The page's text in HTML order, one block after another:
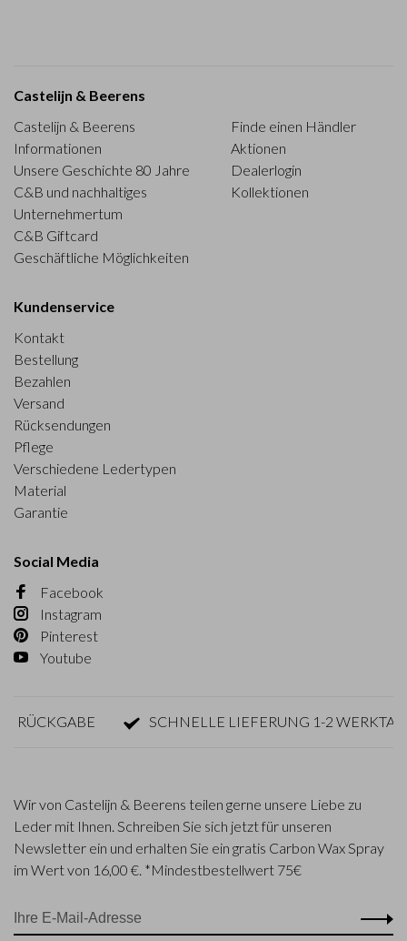
Castelijn & Beerens
Castelijn & Beerens
Informationen
Unsere Geschichte 80 Jahre
C&B und nachhaltiges
Unternehmertum
C&B Giftcard
Geschäftliche Möglichkeiten
Finde einen Händler
Aktionen
Dealerlogin
Kollektionen
Kundenservice
Kontakt
Bestellung
Bezahlen
Versand
Rücksendungen
Pflege
Verschiedene Ledertypen
Material
Garantie
Social Media
Facebook
Instagram
Pinterest
Youtube
SCHNELLE LIEFERUNG 1-2 WERKTAGE
Wir von Castelijn & Beerens teilen gerne unsere Liebe zu
Leder mit Ihnen. Schreiben Sie sich jetzt für unseren
Newsletter ein und erhalten Sie ein gratis Carbon Wax Spray
im Wert von 16,00 €. *Mindestbestellwert 75€